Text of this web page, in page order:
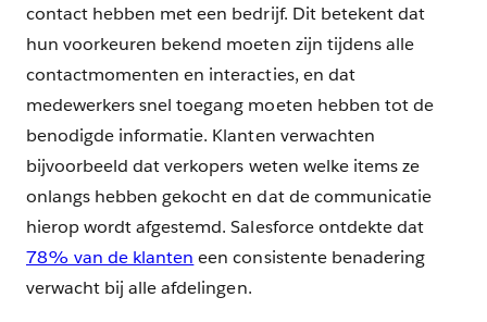
contact hebben met een bedrijf. Dit betekent dat
hun voorkeuren bekend moeten zijn tijdens alle
contactmomenten en interacties, en dat
medewerkers snel toegang moeten hebben tot de
benodigde informatie. Klanten verwachten
bijvoorbeeld dat verkopers weten welke items ze
onlangs hebben gekocht en dat de communicatie
hierop wordt afgestemd. Salesforce ontdekte dat
78% van de klanten een consistente benadering
verwacht bij alle afdelingen.